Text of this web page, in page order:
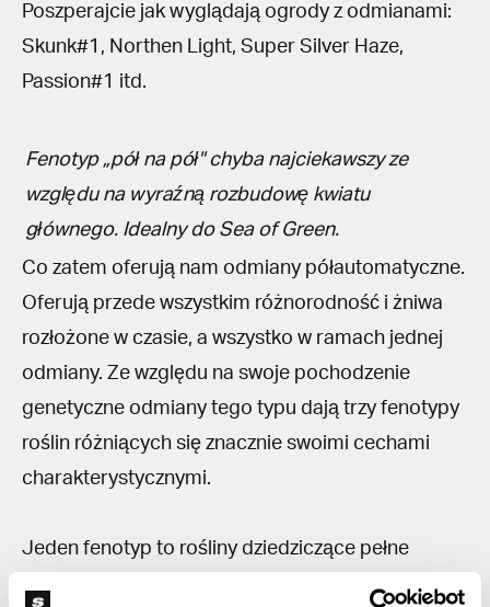
Poszperajcie jak wyglądają ogrody z odmianami:
Skunk#1, Northen Light, Super Silver Haze,
Passion#1 itd.
Fenotyp „pół na pół" chyba najciekawszy ze
względu na wyraźną rozbudowę kwiatu
głównego. Idealny do Sea of Green.
Co zatem oferują nam odmiany półautomatyczne.
Oferują przede wszystkim różnorodność i żniwa
rozłożone w czasie, a wszystko w ramach jednej
odmiany. Ze względu na swoje pochodzenie
genetyczne odmiany tego typu dają trzy fenotypy
roślin różniących się znacznie swoimi cechami
charakterystycznymi.
Jeden fenotyp to rośliny dziedziczące pełne
autokwitnienie, które wyglądają i rosną jak zwykłe